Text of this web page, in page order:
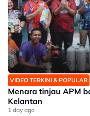
VIDEO TERKINI & POPULAR
Menara tinjau APM
Kelantan
1 day ago